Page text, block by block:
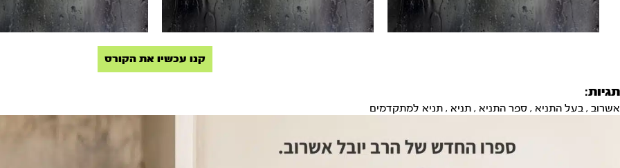
קנו עכשיו את הקורס
תגיות:
אשרוב , בעל התניא , ספר התניא , תניא , תניא למתקדמים